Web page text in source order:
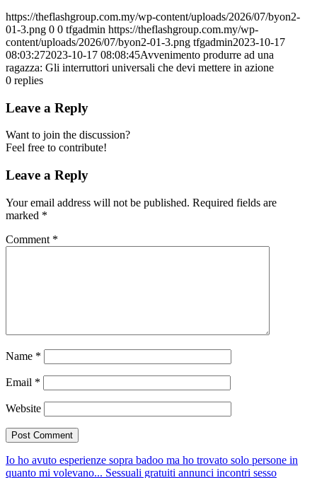
https://theflashgroup.com.my/wp-content/uploads/2026/07/byon2-
01-3.png 0 0 tfgadmin https://theflashgroup.com.my/wp-
content/uploads/2026/07/byon2-01-3.png tfgadmin2023-10-17
08:03:272023-10-17 08:08:45Avvenimento produrre ad una
ragazza: Gli interruttori universali che devi mettere in azione
0 replies
Leave a Reply
Want to join the discussion?
Feel free to contribute!
Leave a Reply
Your email address will not be published. Required fields are
marked *
Comment *
Name *
Email *
Website
Io ho avuto esperienze sopra badoo ma ho trovato solo persone in
quanto mi volevano... Sessuali gratuiti annunci incontri sesso